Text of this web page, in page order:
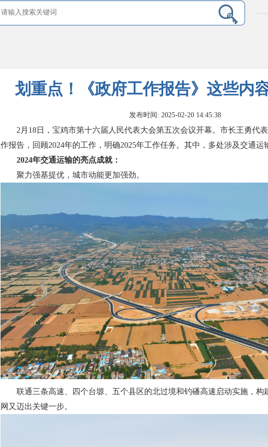
划重点！《政府工作报告》这些内
发布时间: 2025-02-20 14:45:38
2月18日，宝鸡市第十六届人民代表大会第五次会议开幕。市长王勇代
作报告，回顾2024年的工作，明确2025年工作任务。其中，多处涉及交通运
2024年交通运输的亮点成就：
聚力强基提优，城市动能更加强劲。
联通三条高速、四个台塬、五个县区的北过境和钓磻高速启动实施，构
网又迈出关键一步。